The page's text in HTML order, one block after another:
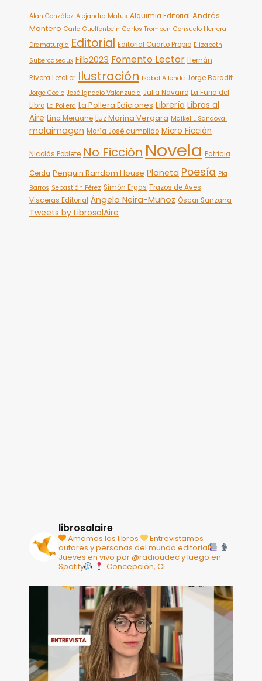
Alan González Alejandra Matus Alquimia Editorial Andrés
Montero Carla Guelfenbein Carlos Tromben Consuelo Herrera
Dramaturgia Editorial Editorial Cuarto Propio Elizabeth
Subercaseaux Filb2023 Fomento Lector Hernán
Rivera Letelier Ilustración Isabel Allende Jorge Baradit
Jorge Cocio José Ignacio Valenzuela Julia Navarro La Furia del
Libro La Pollera La Pollera Ediciones Librería Libros al
Aire Lina Meruane Luz Marina Vergara Maikel L Sandoval
malaimagen María José cumplido Micro Ficción
Nicolás Poblete No Ficción Novela Patricia
Cerda Penguin Random House Planeta Poesía Pía
Barros Sebastián Pérez Simón Ergas Trazos de Aves
Visceras Editorial Ángela Neira-Muñoz Óscar Sanzana
Tweets by LibrosalAire
librosalaire
Amamos los libros
Entrevistamos
autores y personas del mundo editorial
Jueves en vivo por @radioudec y luego en
Spotify
Concepción, CL